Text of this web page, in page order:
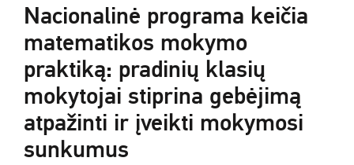
Nacionalinė programa keičia
matematikos mokymo
praktiką: pradinių klasių
mokytojai stiprina gebėjimą
atpažinti ir įveikti mokymosi
sunkumus